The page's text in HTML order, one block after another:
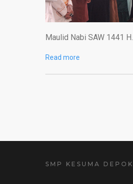
Maulid Nabi SAW 1441 H.
Read more
SMP KESUMA DEPOK